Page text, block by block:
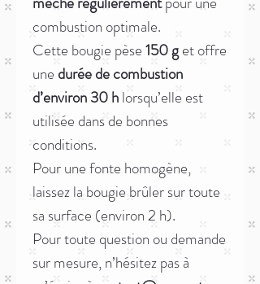
combustion optimale.
Cette bougie pèse150 get offre
une durée de combustion
d’environ 30 hlorsqu’elle est
utilisée dans de bonnes
conditions.
Pour une fonte homogène,
laissez la bougie brûler sur toute
sa surface (environ 2 h).
Pour toute question ou demande
sur mesure, n’hésitez pas à